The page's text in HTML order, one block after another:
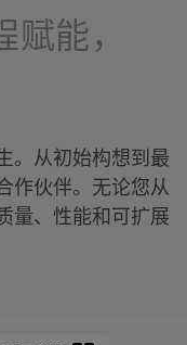
能，
。从初始构想到最
作伙伴。无论您从
量、性能和可扩展